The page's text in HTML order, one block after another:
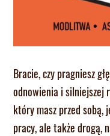
Bracie, czy pragniesz
odnowienia i silniejszej
który masz przed
pracy, ale także drogą,